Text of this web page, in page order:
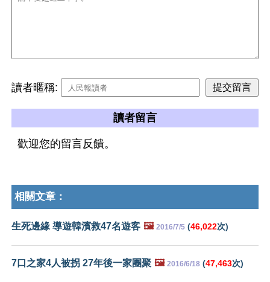
讀者暱稱:
讀者留言
歡迎您的留言反饋。
相關文章：
生死邊緣 導遊韓濱救47名遊客 🖼️ 2016/7/5 (46,022次)
7口之家4人被拐 27年後一家團聚 🖼️ 2016/6/18 (47,463次)